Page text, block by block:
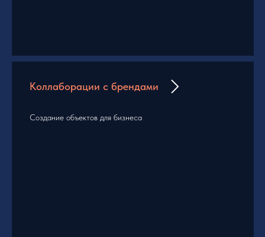
Коллаборации с брендами
Создание объектов для бизнеса